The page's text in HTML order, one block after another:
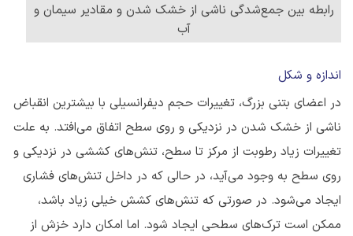
رابطه بین جمع‌شدگی ناشی از خشک شدن و مقادیر سیمان و
آب
اندازه و شکل
در اعضای بتنی بزرگ، تغییرات حجم دیفرانسیلی با بیشترین انقباض
ناشی از خشک شدن در نزدیکی و روی سطح اتفاق می‌افتد. به علت
تغییرات زیاد رطوبت از مرکز تا سطح، تنش‌های کششی در نزدیکی و
روی سطح به وجود می‌آید، در حالی که در داخل تنش‌های فشاری
ایجاد می‌شود. در صورتی که تنش‌های کشش خیلی زیاد باشد،
ممکن است ترک‌های سطحی ایجاد شود. اما امکان دارد خزش از